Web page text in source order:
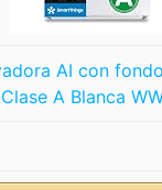
AI con
A Blanca